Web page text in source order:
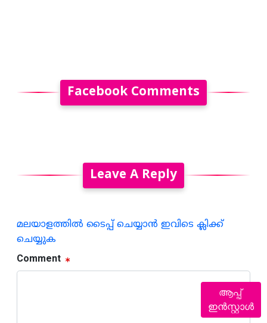
Facebook Comments
Leave A Reply
മലയാളത്തില്‍ ടൈപ്പ് ചെയ്യാന്‍ ഇവിടെ ക്ലിക്ക്
ചെയ്യുക
Comment
ആപ്പ്
ഇൻസ്റ്റാൾ